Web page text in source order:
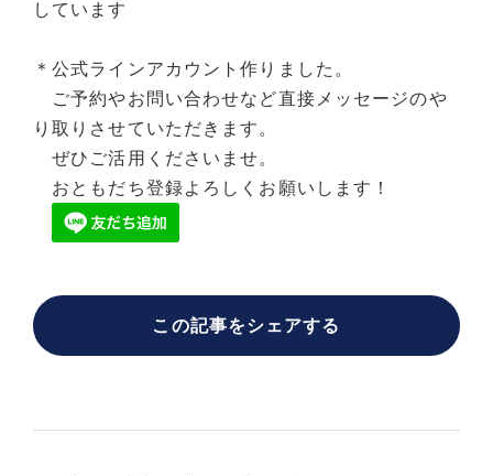
しています
＊公式ラインアカウント作りました。
ご予約やお問い合わせなど直接メッセージのや
り取りさせていただきます。
ぜひご活用くださいませ。
おともだち登録よろしくお願いします！
この記事をシェアする